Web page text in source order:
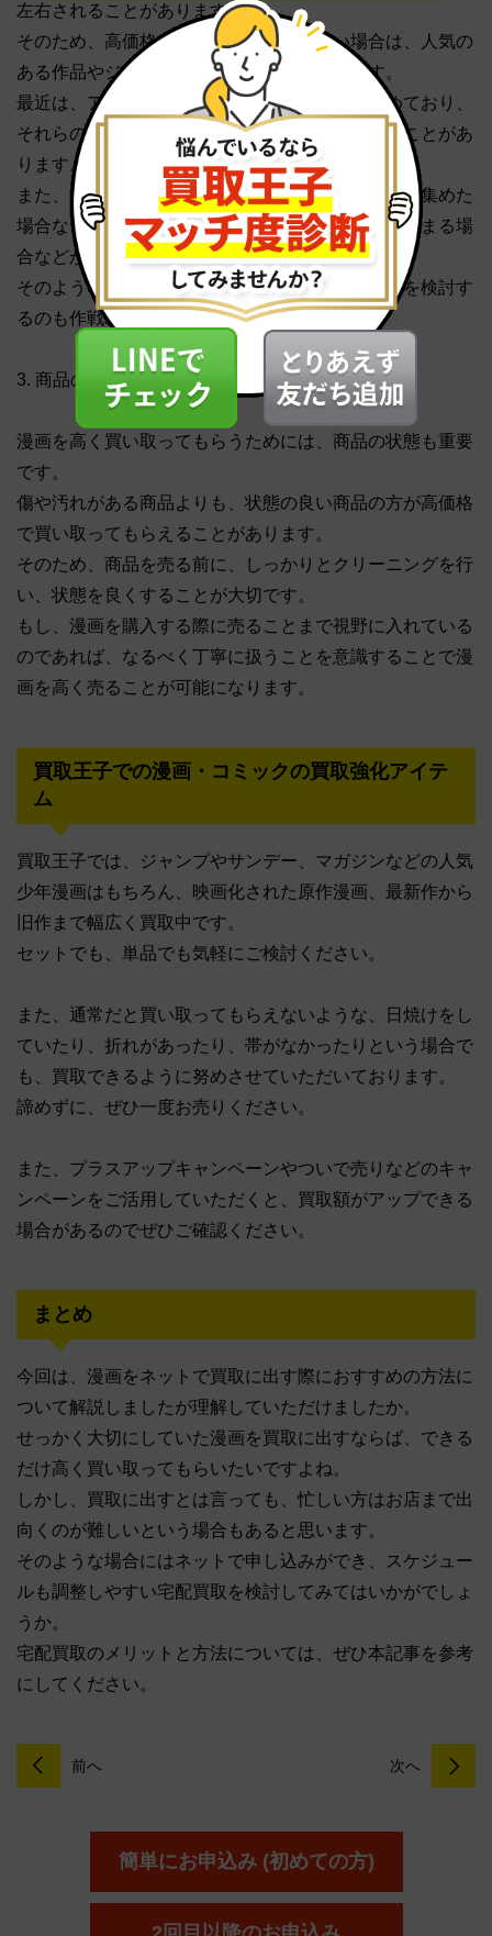
左右されることがあります。
そのため、高価格で買い取ってもらいたい場合は、人気の
ある作品やジャンルを売ることがおすすめです。
最近は、アニメや映画化された作品が人気を集めており、
それらの関連作品は高価格で買い取ってもらえることがあ
ります。
また、漫画自体が映画化されて、その映画が注目を集めた
場合などは漫画にも注目が集まりやすく、価値が高まる場
合などがあります。
そのようなタイミングを見計らって、漫画の買取を検討す
るのも作戦の1つです。
3. 商品の状態を良くする
漫画を高く買い取ってもらうためには、商品の状態も重要
です。
傷や汚れがある商品よりも、状態の良い商品の方が高価格
で買い取ってもらえることがあります。
そのため、商品を売る前に、しっかりとクリーニングを行
い、状態を良くすることが大切です。
もし、漫画を購入する際に売ることまで視野に入れている
のであれば、なるべく丁寧に扱うことを意識することで漫
画を高く売ることが可能になります。
買取王子での漫画・コミックの買取強化アイテ
ム
買取王子では、ジャンプやサンデー、マガジンなどの人気
少年漫画はもちろん、映画化された原作漫画、最新作から
旧作まで幅広く買取中です。
セットでも、単品でも気軽にご検討ください。
また、通常だと買い取ってもらえないような、日焼けをし
ていたり、折れがあったり、帯がなかったりという場合で
も、買取できるように努めさせていただいております。
諦めずに、ぜひ一度お売りください。
また、プラスアップキャンペーンやついで売りなどのキャ
ンペーンをご活用していただくと、買取額がアップできる
場合があるのでぜひご確認ください。
まとめ
今回は、漫画をネットで買取に出す際におすすめの方法に
ついて解説しましたが理解していただけましたか。
せっかく大切にしていた漫画を買取に出すならば、できる
だけ高く買い取ってもらいたいですよね。
しかし、買取に出すとは言っても、忙しい方はお店まで出
向くのが難しいという場合もあると思います。
そのような場合にはネットで申し込みができ、スケジュー
ルも調整しやすい宅配買取を検討してみてはいかがでしょ
うか。
宅配買取のメリットと方法については、ぜひ本記事を参考
にしてください。
前へ 次へ
簡単にお申込み (初めての方)